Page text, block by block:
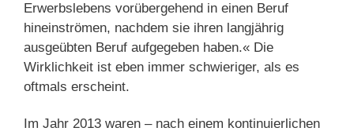
Erwerbslebens vorübergehend in einen Beruf
hineinströmen, nachdem sie ihren langjährig
ausgeübten Beruf aufgegeben haben.« Die
Wirklichkeit ist eben immer schwieriger, als es
oftmals erscheint.
Im Jahr 2013 waren – nach einem kontinuierlichen